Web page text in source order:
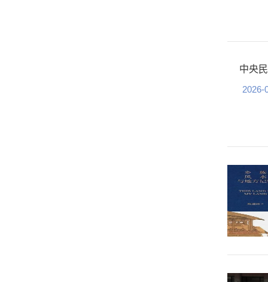
中央
2026-